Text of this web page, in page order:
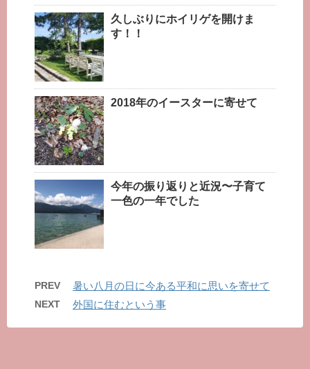
久しぶりにホイリゲを開けま
す！！
2018年のイースターに寄せて
今年の振り返りと近況〜子育て
一色の一年でした
PREV 暑い八月の日に今ある平和に思いを寄せて
NEXT 外国に住むという事